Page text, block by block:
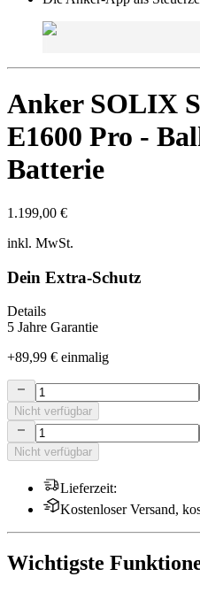
Anker SOLIX
E1600 Pro -
Batterie
1.199,00 €
inkl. MwSt.
Dein Extra-Schutz
Details
5 Jahre Garantie
+89,99 € einmalig
Nicht verfügbar
Nicht verfügbar
Lieferzeit:
Kostenloser Versand,
Wichtigste